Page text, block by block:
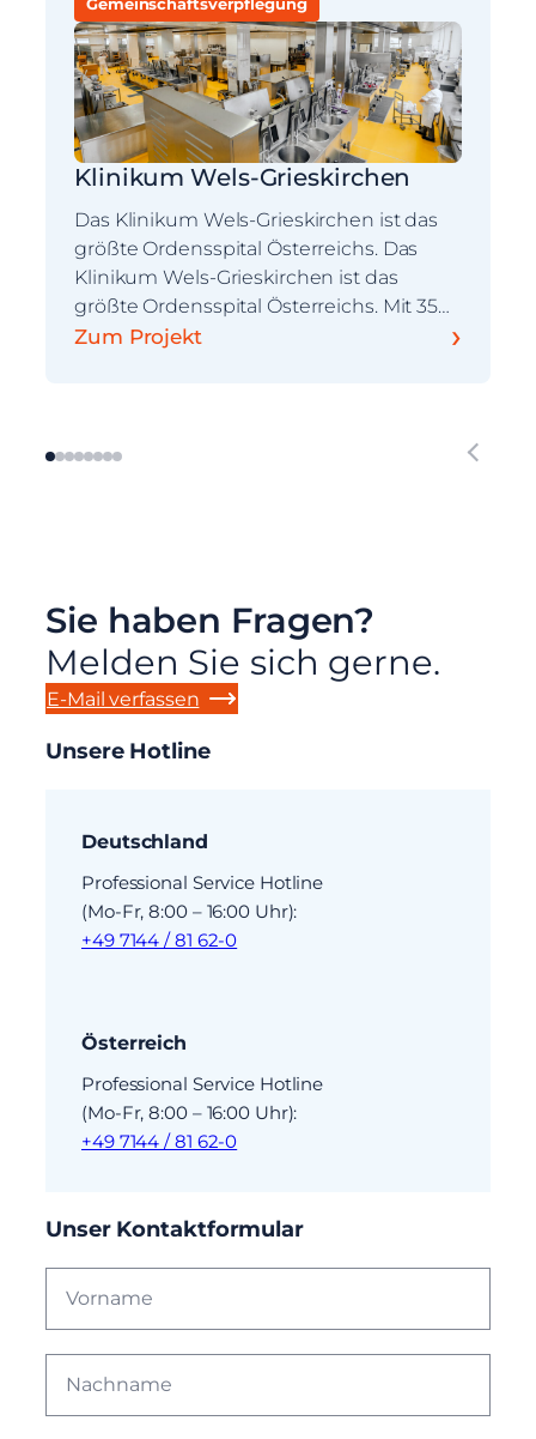
Gemeinschaftsverpflegung
Klinikum Wels-Grieskirchen
Das Klinikum Wels-Grieskirchen ist das
größte Ordensspital Österreichs. Das
Klinikum Wels-Grieskirchen ist das
größte Ordensspital Österreichs. Mit 35…
Zum Projekt ›
Sie haben Fragen?
Melden Sie sich gerne.
E-Mail verfassen
Unsere Hotline
Deutschland
Professional Service Hotline
(Mo-Fr, 8:00 – 16:00 Uhr):
+49 7144 / 81 62-0
Österreich
Professional Service Hotline
(Mo-Fr, 8:00 – 16:00 Uhr):
+49 7144 / 81 62-0
Unser Kontaktformular